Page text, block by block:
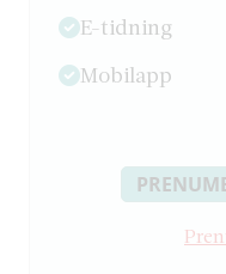
E-tidning
Mobilapp